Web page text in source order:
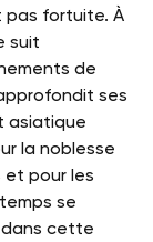
fortuite. À
suit
de
ses
asiatique
la noblesse
et pour les
se
cette